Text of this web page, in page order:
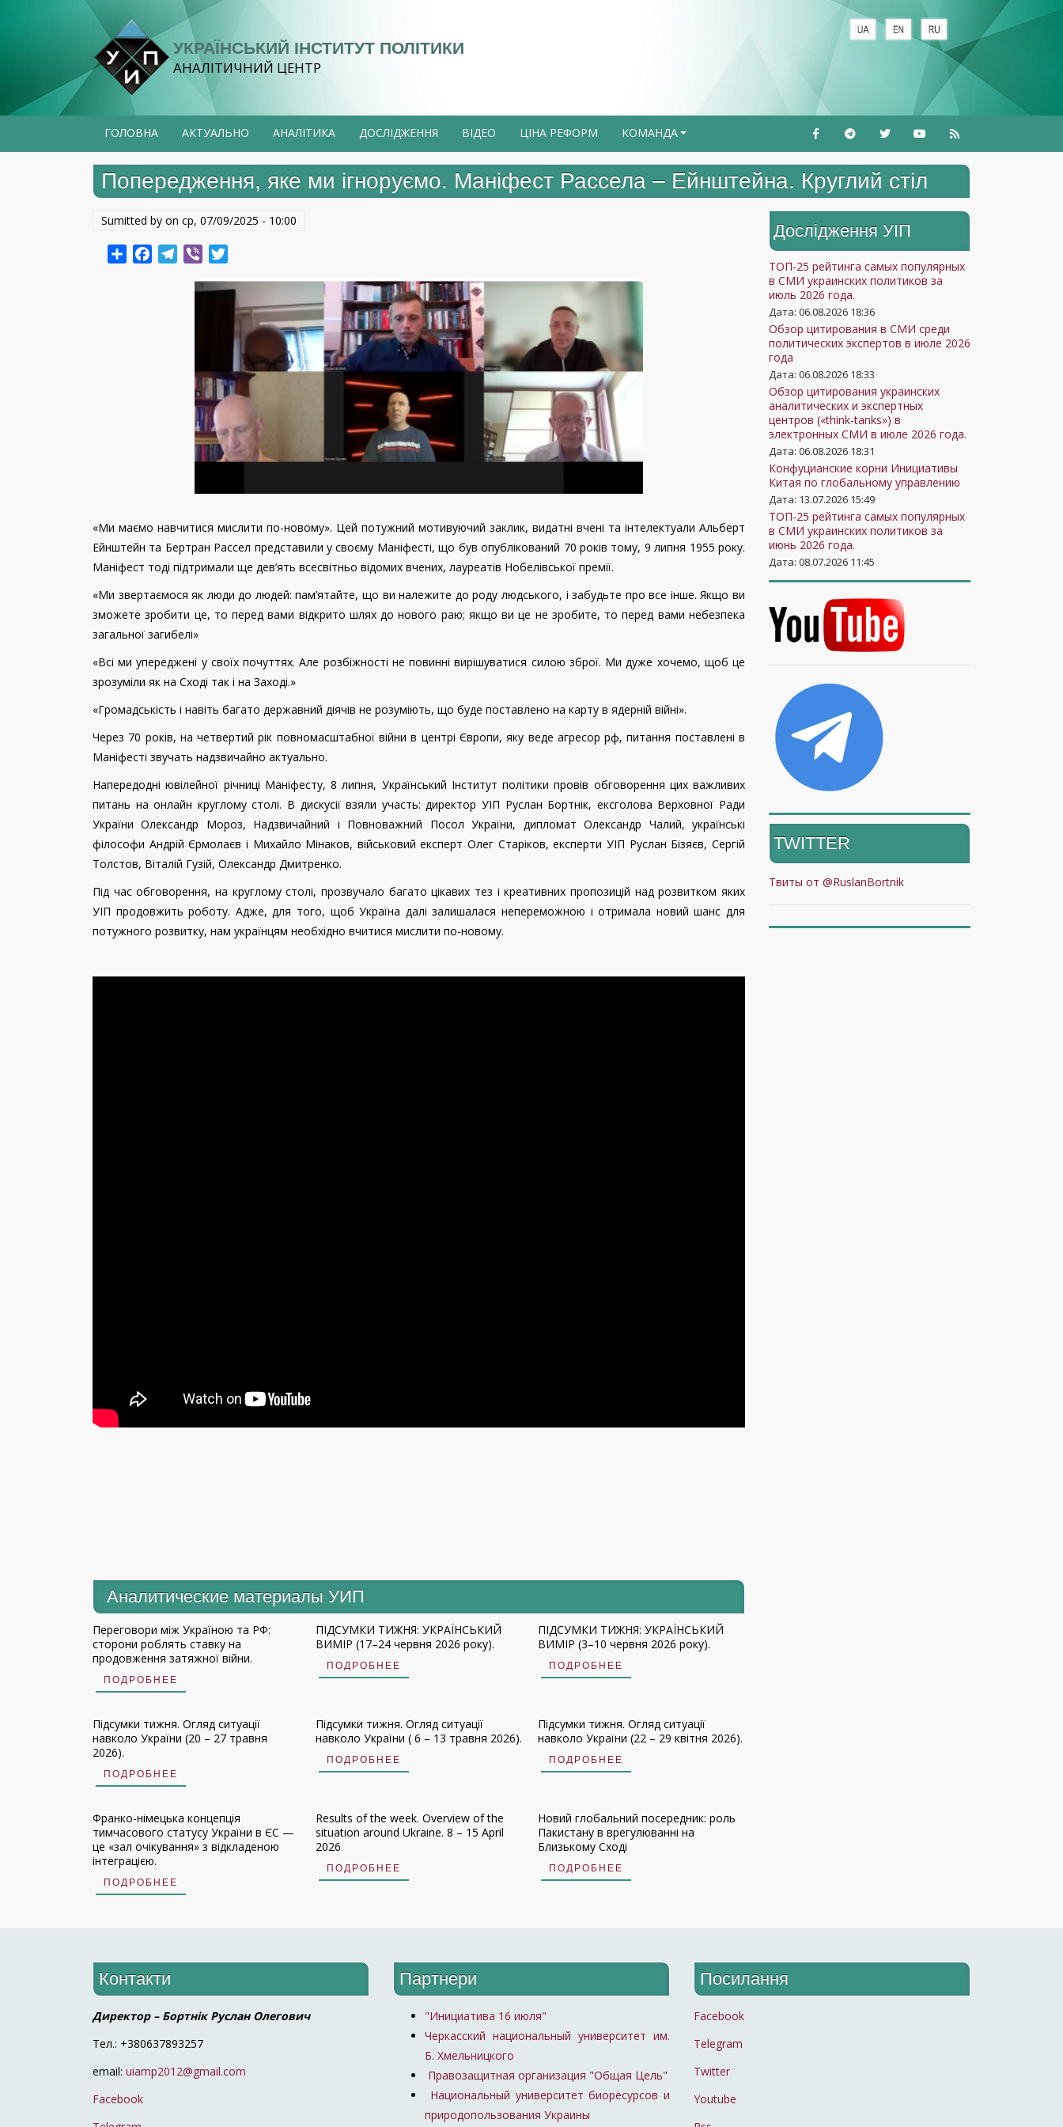
УКРАЇНСЬКИЙ ІНСТИТУТ ПОЛІТИКИ
АНАЛІТИЧНИЙ ЦЕНТР
ГОЛОВНА АКТУАЛЬНО АНАЛІТИКА ДОСЛІДЖЕННЯ ВІДЕО ЦІНА РЕФОРМ +
КОМАНДА
Попередження, яке ми ігноруємо. Маніфест Рассела – Ейнштейна. Круглий стіл
Sumitted by on ср, 07/09/2025 - 10:00
ShareFacebookTelegram
Viber
«Ми маємо навчитися мислити по-новому». Цей потужний мотивуючий заклик, видатні вчені та інтелектуали Альберт
Ейнштейн та Бертран Рассел представили у своєму Маніфесті, що був опублікований 70 років тому, 9 липня 1955 року.
Маніфест тоді підтримали ще дев’ять всесвітньо відомих вчених, лауреатів Нобелівської премії.
«Ми звертаємося як люди до людей: пам’ятайте, що ви належите до роду людського, і забудьте про все інше. Якщо ви
зможете зробити це, то перед вами відкрито шлях до нового раю; якщо ви це не зробите, то перед вами небезпека
загальної загибелі»
«Всі ми упереджені у своїх почуттях. Але розбіжності не повинні вирішуватися силою зброї. Ми дуже хочемо, щоб це
зрозуміли як на Сході так і на Заході.»
«Громадськість і навіть багато державний діячів не розуміють, що буде поставлено на карту в ядерній війні».
Через 70 років, на четвертий рік повномасштабної війни в центрі Європи, яку веде агресор рф, питання поставлені в
Маніфесті звучать надзвичайно актуально.
Напередодні ювілейної річниці Маніфесту, 8 липня, Український Інститут політики провів обговорення цих важливих
питань на онлайн круглому столі. В дискусії взяли участь: директор УІП Руслан Бортнік, ексголова Верховної Ради
України Олександр Мороз, Надзвичайний і Повноважний Посол України, дипломат Олександр Чалий, українські
філософи Андрій Єрмолаєв і Михайло Мінаков, військовий експерт Олег Старіков, експерти УІП Руслан Бізяєв, Сергій
Толстов, Віталій Гузій, Олександр Дмитренко.
Під час обговорення, на круглому столі, прозвучало багато цікавих тез і креативних пропозицій над розвитком яких
УІП продовжить роботу. Адже, для того, щоб Україна далі залишалася непереможною і отримала новий шанс для
потужного розвитку, нам українцям необхідно вчитися мислити по-новому.
Аналитические материалы УИП
Переговори між Україною та РФ:
сторони роблять ставку на
продовження затяжної війни.
ПОДРОБНЕЕ
ПІДСУМКИ ТИЖНЯ: УКРАЇНСЬКИЙ
ВИМІР (17–24 червня 2026 року).
ПОДРОБНЕЕ
ПІДСУМКИ ТИЖНЯ: УКРАЇНСЬКИЙ
ВИМІР (3–10 червня 2026 року).
ПОДРОБНЕЕ
Підсумки тижня. Огляд ситуації
навколо України (20 – 27 травня
2026).
ПОДРОБНЕЕ
Підсумки тижня. Огляд ситуації
навколо України ( 6 – 13 травня 2026).
ПОДРОБНЕЕ
Підсумки тижня. Огляд ситуації
навколо України (22 – 29 квітня 2026).
ПОДРОБНЕЕ
Франко-німецька концепція
тимчасового статусу України в ЄС —
це «зал очікування» з відкладеною
інтеграцією.
ПОДРОБНЕЕ
Results of the week. Overview of the
situation around Ukraine. 8 – 15 April
2026
ПОДРОБНЕЕ
Новий глобальний посередник: роль
Пакистану в врегулюванні на
Близькому Сході
ПОДРОБНЕЕ
Дослідження УIП
ТОП-25 рейтинга самых популярных
в СМИ украинских политиков за
июль 2026 года.
Дата: 06.08.2026 18:36
Обзор цитирования в СМИ среди
политических экспертов в июле 2026
года
Дата: 06.08.2026 18:33
Обзор цитирования украинских
аналитических и экспертных
центров («think-tanks») в
электронных СМИ в июле 2026 года.
Дата: 06.08.2026 18:31
Конфуцианские корни Инициативы
Китая по глобальному управлению
Дата: 13.07.2026 15:49
ТОП-25 рейтинга самых популярных
в СМИ украинских политиков за
июнь 2026 года.
Дата: 08.07.2026 11:45
TWITTER
Твиты от @RuslanBortnik
Контакти
Директор – Бортнік Руслан Олегович
Тел.: +380637893257
email: uiamp2012@gmail.com
Facebook
Партнери
"Инициатива 16 июля"
Черкасский национальный университет им.
Б. Хмельницкого
Правозащитная организация "Общая Цель"
Национальный университет биоресурсов и
природопользования Украины
Посилання
Facebook
Telegram
Twitter
Youtube